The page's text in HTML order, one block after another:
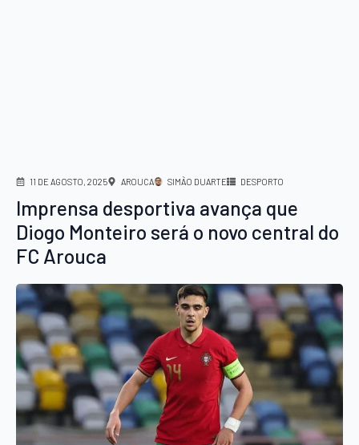
11 DE AGOSTO, 2025 AROUCA SIMÃO DUARTE DESPORTO
Imprensa desportiva avança que
Diogo Monteiro será o novo central do
FC Arouca